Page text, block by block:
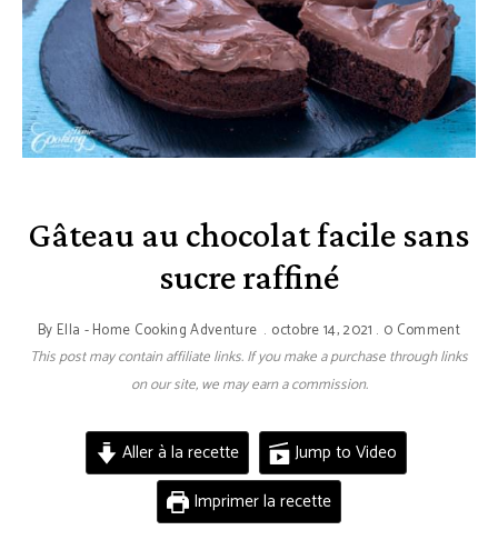
Gâteau au chocolat facile sans
sucre raffiné
By Ella - Home Cooking Adventure octobre 14, 2021 0 Comment
This post may contain affiliate links. If you make a purchase through links
on our site, we may earn a commission.
Aller à la recette
Jump to Video
Imprimer la recette